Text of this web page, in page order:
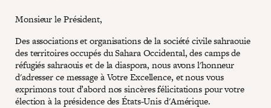
Monsieur le Président,
Des associations et organisations de la société civile sahraouie
des territoires occupés du Sahara Occidental, des camps de
réfugiés sahraouis et de la diaspora, nous avons l'honneur
d'adresser ce message à Votre Excellence, et nous vous
exprimons tout d’abord nos sincères félicitations pour votre
élection à la présidence des États-Unis d'Amérique.